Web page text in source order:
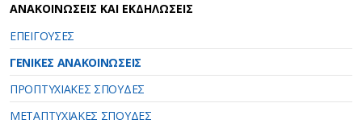
ΑΝΑΚΟΙΝΩΣΕΙΣ ΚΑΙ ΕΚΔΗΛΩΣΕΙΣ
ΕΠΕΙΓΟΥΣΕΣ
ΓΕΝΙΚΕΣ ΑΝΑΚΟΙΝΩΣΕΙΣ
ΠΡΟΠΤΥΧΙΑΚΕΣ ΣΠΟΥΔΕΣ
ΜΕΤΑΠΤΥΧΙΑΚΕΣ ΣΠΟΥΔΕΣ